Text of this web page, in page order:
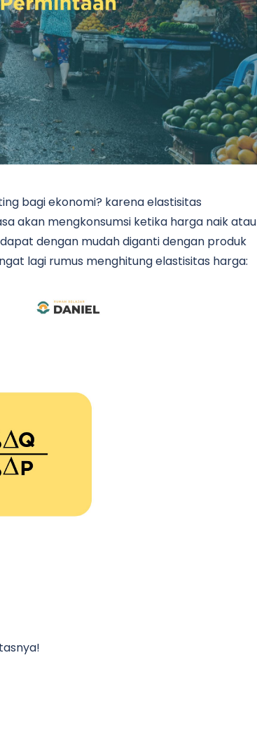
bagi ekonomi? karena elastisitas
akan mengkonsumsi ketika harga naik atau
dengan mudah diganti dengan produk
lagi rumus menghitung elastisitas harga: